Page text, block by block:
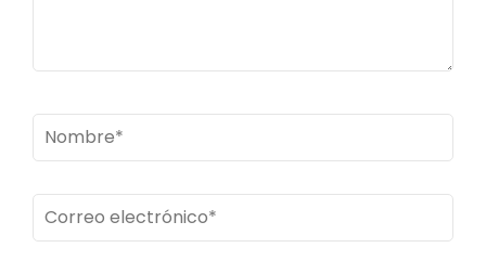
Nombre*
Correo
electrónico*